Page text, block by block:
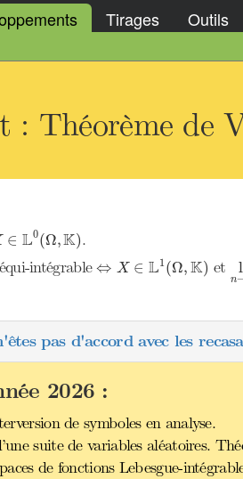
Tirages Outils
: Théorème de
∈ L0(Ω,K)
∈ L0 ( Ω, K) .
N
équi-intégrable⇔
⇔ X ∈ L1 (Ω,K)
X∈ L1 ( Ω, K) et
n
pas d'accord avec les
2026 :
de symboles en analyse.
suite de variables aléatoires.
de fonctions Lebesgue-